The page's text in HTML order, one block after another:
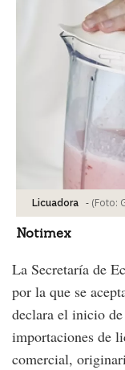
Licuadora - (Foto:
Notimex
La Secretaría de
por la que se
declara el inicio
importaciones de
comercial,